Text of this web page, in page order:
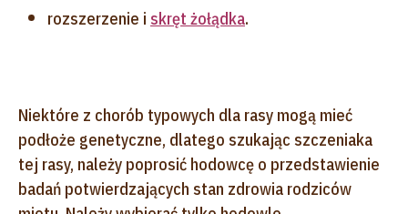
rozszerzenie i skręt żołądka.
Niektóre z chorób typowych dla rasy mogą mieć
podłoże genetyczne, dlatego szukając szczeniaka
tej rasy, należy poprosić hodowcę o przedstawienie
badań potwierdzających stan zdrowia rodziców